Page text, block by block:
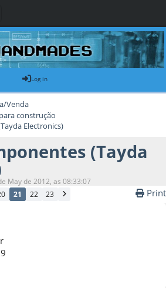
Log in
Venda
construção
Electronics)
(Tayda
May de 2012, as 08:33:07
21 22 23 Print